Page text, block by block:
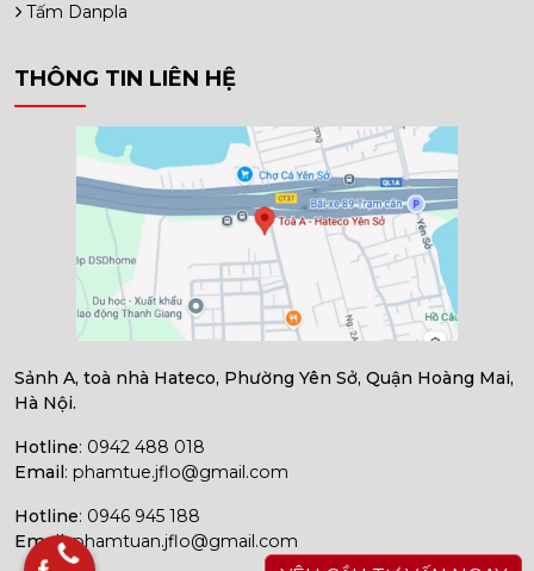
Tấm Danpla
THÔNG TIN LIÊN HỆ
Sảnh A, toà nhà Hateco, Phường Yên Sở, Quận Hoàng Mai,
Hà Nội.
Hotline: 0942 488 018
Email: phamtue.jflo@gmail.com
Hotline: 0946 945 188
Email: phamtuan.jflo@gmail.com